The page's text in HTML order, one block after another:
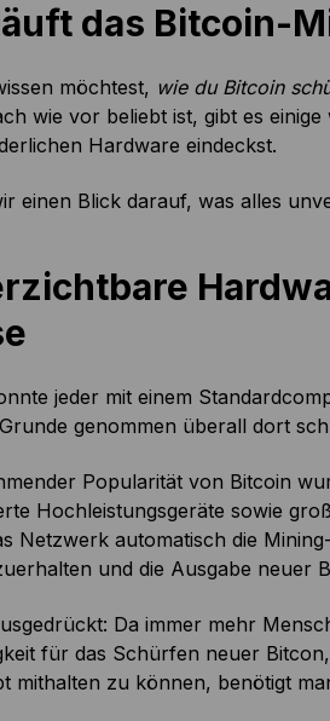
das Bitcoin-
möchtest, wie du Bitcoin
wie vor beliebt ist, gibt es
Hardware eindeckst.
einen Blick darauf, was alles
jeder mit einem
genommen überall dort
Popularität von Bitcoin
Hochleistungsgeräte sowie
Netzwerk automatisch die
und die Ausgabe neuer
Da immer mehr
für das Schürfen neuer
mithalten zu können, benötigt